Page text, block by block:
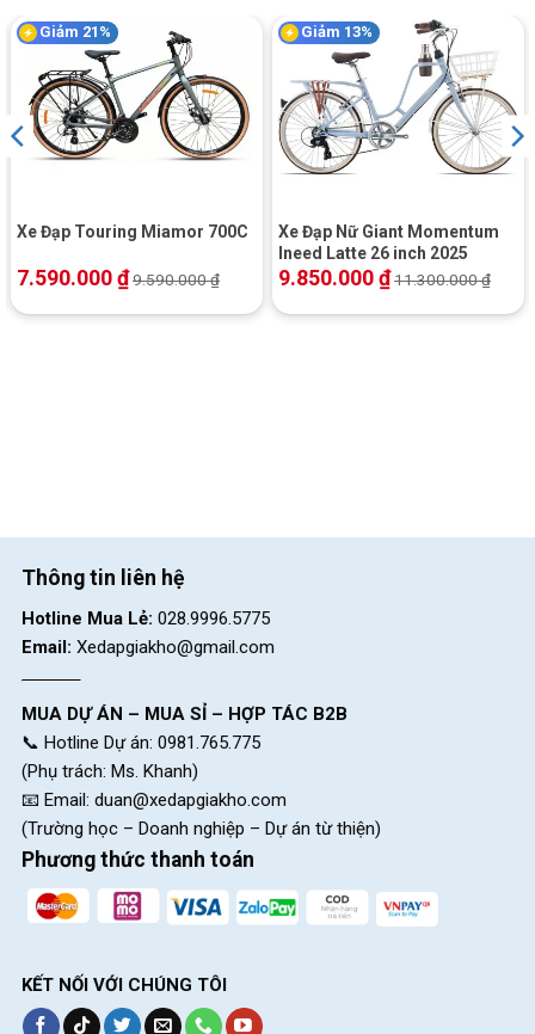
Diện mạo Xe Đạp Trẻ Em LANQ FD 41 14 Inch Cao Cấp
nối nên an toàn, không gây tổn thương cho bé.
Xe đạp được sơn tĩnh điện nên luôn sáng bóng sang trọng và
không gỉ theo thời gian, luôn sạch sẽ và không bám bẩn, bụi.
Khung sườn Xe Đạp Trẻ Em LANQ FD 41 14 Inch Cao Cấp
Giảm 21%
Xe Đạp Touring Miamor 700C
7.590.000₫9.590.000₫
Giảm 13%
Xe Đạp Nữ Giant Momentum
Ineed Latte 26 inch 2025
9.850.000₫11.300.000₫
Thông tin liên hệ
Hotline Mua Lẻ: 028.9996.5775
Email: Xedapgiakho@gmail.com
MUA DỰ ÁN – MUA SỈ – HỢP TÁC B2B
📞 Hotline Dự án: 0981.765.775
(Phụ trách: Ms. Khanh)
📧 Email: duan@xedapgiakho.com
(Trường học – Doanh nghiệp – Dự án từ thiện)
Phương thức thanh toán
KẾT NỐI VỚI CHÚNG TÔI